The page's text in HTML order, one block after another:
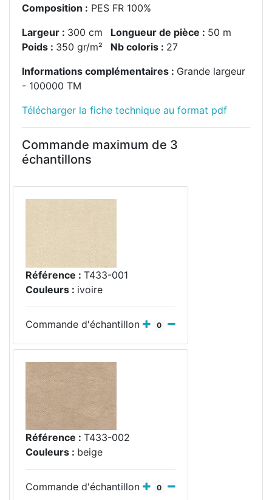
Composition : PES FR 100%
Largeur : 300 cm Longueur de pièce : 50 m
Poids : 350 gr/m² Nb coloris : 27
Informations complémentaires : Grande largeur
- 100000 TM
Télécharger la fiche technique au format pdf
Commande maximum de 3
échantillons
Référence : T433-001
Couleurs : ivoire
Commande d'échantillon 0
Référence : T433-002
Couleurs : beige
Commande d'échantillon 0